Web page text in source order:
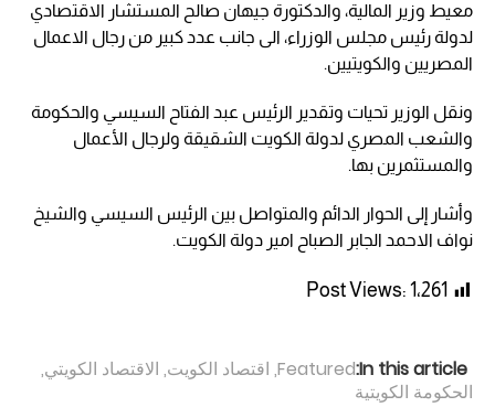
معيط وزير المالية، والدكتورة جيهان صالح المستشار الاقتصادي
لدولة رئيس مجلس الوزراء، الى جانب عدد كبير من رجال الاعمال
المصريين والكويتيين.
ونقل الوزير تحيات وتقدير الرئيس عبد الفتاح السيسي والحكومة
والشعب المصري لدولة الكويت الشقيقة ولرجال الأعمال
والمستثمرين بها.
وأشار إلى الحوار الدائم والمتواصل بين الرئيس السيسي والشيخ
نواف الاحمد الجابر الصباح امير دولة الكويت.
Post Views: 1٬261
In this article:
Featured
, اقتصاد الكويت, الاقتصاد الكويتي,
الحكومة الكويتية